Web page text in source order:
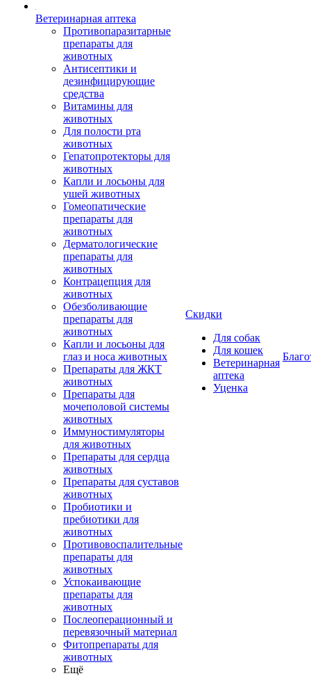
Ветеринарная аптека
Противопаразитарные
препараты для
животных
Антисептики и
дезинфицирующие
средства
Витамины для
животных
Для полости рта
животных
Гепатопротекторы для
животных
Капли и лосьоны для
ушей животных
Гомеопатические
препараты для
животных
Дерматологические
препараты для
животных
Контрацепция для
животных
Обезболивающие
препараты для
животных
Капли и лосьоны для
глаз и носа животных
Препараты для ЖКТ
животных
Препараты для
мочеполовой системы
животных
Иммуностимуляторы
для животных
Препараты для сердца
животных
Препараты для суставов
животных
Пробиотики и
пребиотики для
животных
Противовоспалительные
препараты для
животных
Успокаивающие
препараты для
животных
Послеоперационный и
перевязочный материал
Фитопрепараты для
животных
Ещё
Скидки
Для собак
Для кошек
Ветеринарная
аптека
Уценка